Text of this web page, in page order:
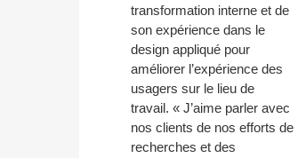
transformation interne et de
son expérience dans le
design appliqué pour
améliorer l’expérience des
usagers sur le lieu de
travail. « J’aime parler avec
nos clients de nos efforts de
recherches et des